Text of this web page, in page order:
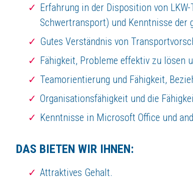
Erfahrung in der Disposition von
Schwertransport) und Kenntnisse der
Gutes Verständnis von
Fähigkeit, Probleme effektiv zu lösen
Teamorientierung und Fähigkeit,
Organisationsfähigkeit und die
Kenntnisse in Microsoft Office und
DAS BIETEN WIR IHNEN:
Attraktives Gehalt.